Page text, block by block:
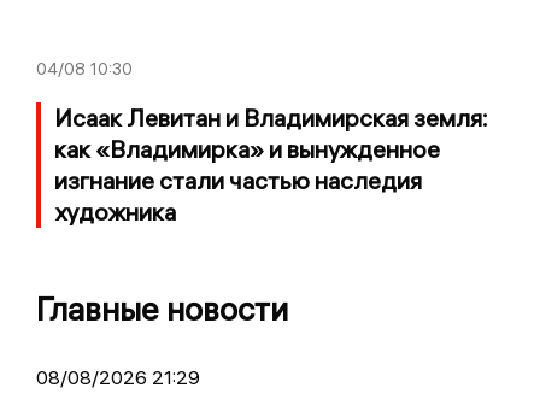
04/08 10:30
Исаак Левитан и Владимирская земля:
как «Владимирка» и вынужденное
изгнание стали частью наследия
художника
Главные новости
08/08/2026 21:29